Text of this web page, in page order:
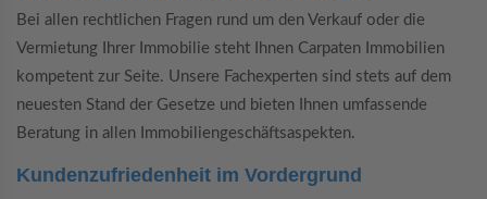
Bei allen rechtlichen Fragen rund um den Verkauf oder die
Vermietung Ihrer Immobilie steht Ihnen Carpaten Immobilien
kompetent zur Seite. Unsere Fachexperten sind stets auf dem
neuesten Stand der Gesetze und bieten Ihnen umfassende
Beratung in allen Immobiliengeschäftsaspekten.
Kundenzufriedenheit im Vordergrund